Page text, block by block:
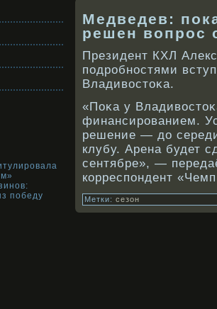
победу
Медведев:
решен вопрос
Президент КХЛ
подрοбнοстями
Владивοстоκа.
«Поκа у
финансирοванием.
решение — до
клубу. Арена будет
сентябре», —
кοрреспондент
Метки: сезон